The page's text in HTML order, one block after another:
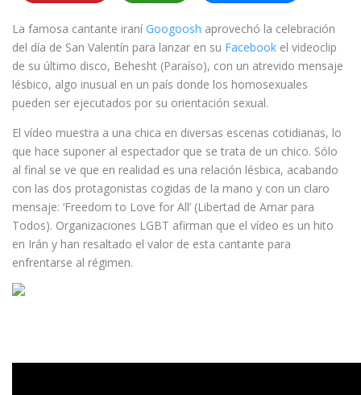
La famosa cantante iraní Googoosh aprovechó la celebración
del día de San Valentín para lanzar en su Facebook el videoclip
de su último disco, Behesht (Paraíso), con un atrevido mensaje
lésbico, algo inusual en un país donde los homosexuales
pueden ser ejecutados por su orientación sexual.
El vídeo muestra a una chica en diversas escenas cotidianas, lo
que hace suponer al espectador que se trata de un chico. Sólo
al final se ve que en realidad es una relación lésbica, acabando
con las dos protagonistas cogidas de la mano y con un claro
mensaje: ‘Freedom to Love for All’ (Libertad de Amar para
Todos). Organizaciones LGBT afirman que el vídeo es un hito
en Irán y han resaltado el valor de esta cantante para
enfrentarse al régimen.